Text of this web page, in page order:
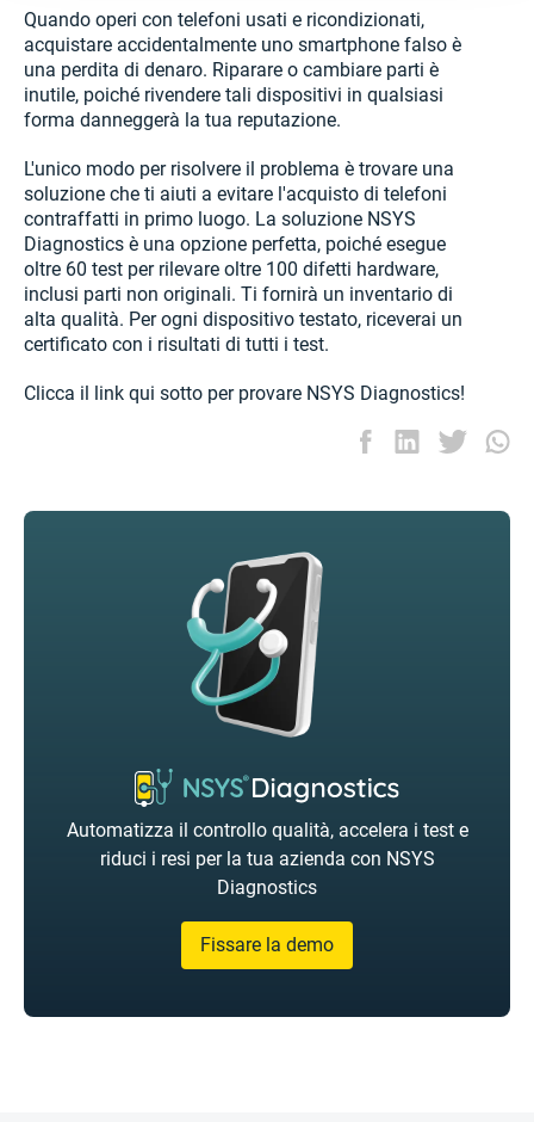
Quando operi con telefoni usati e ricondizionati,
acquistare accidentalmente uno smartphone falso è
una perdita di denaro. Riparare o cambiare parti è
inutile, poiché rivendere tali dispositivi in qualsiasi
forma danneggerà la tua reputazione.
L'unico modo per risolvere il problema è trovare una
soluzione che ti aiuti a evitare l'acquisto di telefoni
contraffatti in primo luogo. La soluzione NSYS
Diagnostics è una opzione perfetta, poiché esegue
oltre 60 test per rilevare oltre 100 difetti hardware,
inclusi parti non originali. Ti fornirà un inventario di
alta qualità. Per ogni dispositivo testato, riceverai un
certificato con i risultati di tutti i test.
Clicca il link qui sotto per provare NSYS Diagnostics!
Automatizza il controllo qualità, accelera i test e
riduci i resi per la tua azienda con NSYS
Diagnostics
Fissare la demo